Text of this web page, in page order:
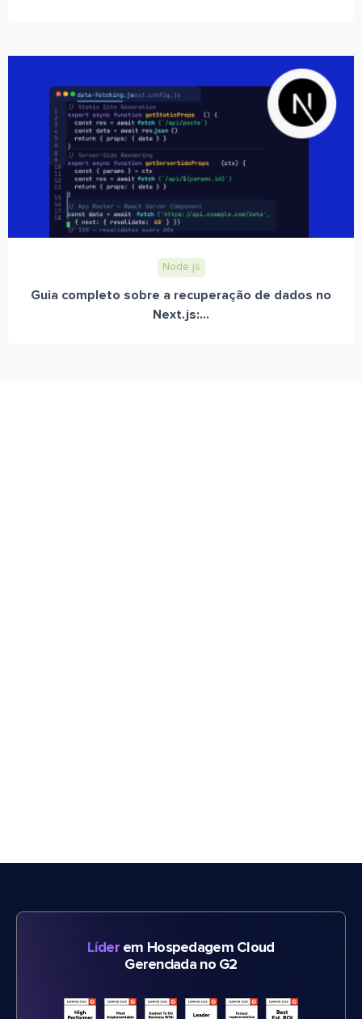
Node.js
Guia completo sobre a recuperação de dados no
Next.js:...
Líderem Hospedagem Cloud
Gerenciada no G2